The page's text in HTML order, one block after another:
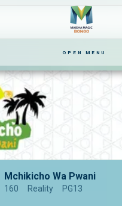
OPEN MENU
Mchikicho Wa Pwani
160 Reality PG13